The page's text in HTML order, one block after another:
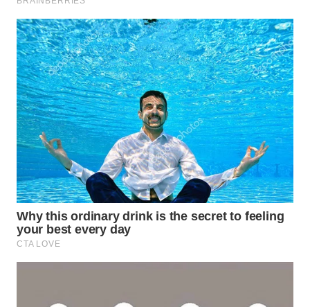
INFRASTRUKTUR
WAHANA
KONSUMEN
WAHANA
LISTRIK
WAHANA
TRAVEL
WAHANA
TV
WAHANANEWS
ID
WAHANANEWS